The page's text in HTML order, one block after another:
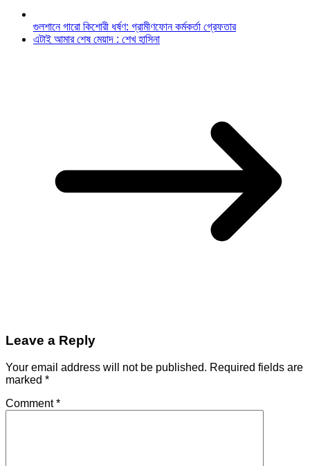
গুলশানে গারো কিশোরী ধর্ষণ: গ্রামীণফোন কর্মকর্তা গ্রেফতার
এটাই আমার শেষ মেয়াদ : শেখ হাসিনা
Leave a Reply
Your email address will not be published. Required fields are
marked *
Comment*